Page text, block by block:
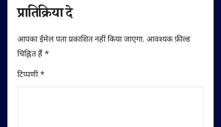
प्रातिक्रिया दे
आपका ईमेल पता प्रकाशित नहीं किया जाएगा. आवश्यक फ़ील्ड
चिह्नित हैं *
टिप्पणी*